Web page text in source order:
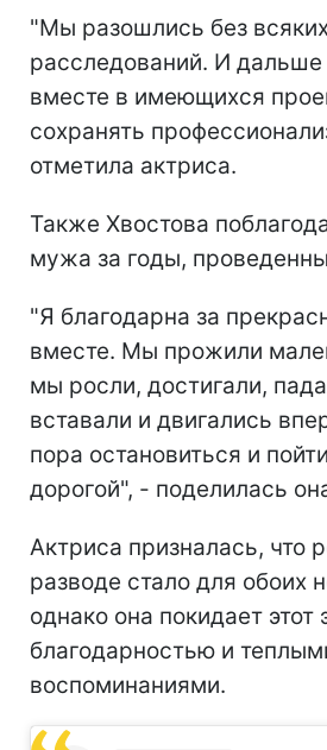
"Мы разошлись без
расследований. И дальше
вместе в имеющихся
сохранять
отметила актриса.
Также Хвостова
мужа за годы,
"Я благодарна за
вместе. Мы прожили
мы росли, достигали,
вставали и двигались
пора остановиться и
дорогой", - поделилась
Актриса призналась, что
разводе стало для обоих
однако она покидает этот
благодарностью и
воспоминаниями.